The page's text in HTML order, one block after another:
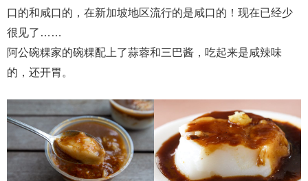
口的和咸口的，在新加坡地区流行的是咸口的！现在已经少
很见了……
阿公碗粿家的碗粿配上了蒜蓉和三巴酱，吃起来是咸辣味
的，还开胃。